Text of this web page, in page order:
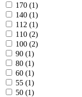
170 (1)
140 (1)
112 (1)
110 (2)
100 (2)
90 (1)
80 (1)
60 (1)
55 (1)
50 (1)